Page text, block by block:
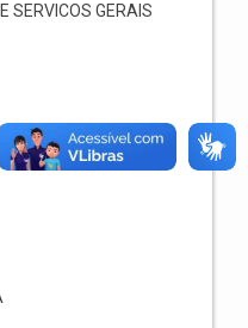
SERVICOS GERAIS